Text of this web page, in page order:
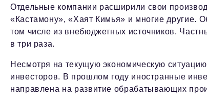
Отдельные компании расширили свои
«Кастамону», «Хаят Кимья» и многие другие.
том числе из внебюджетных источников.
в три раза.
Несмотря на текущую экономическую
инвесторов. В прошлом году иностранные
направлена на развитие обрабатывающих